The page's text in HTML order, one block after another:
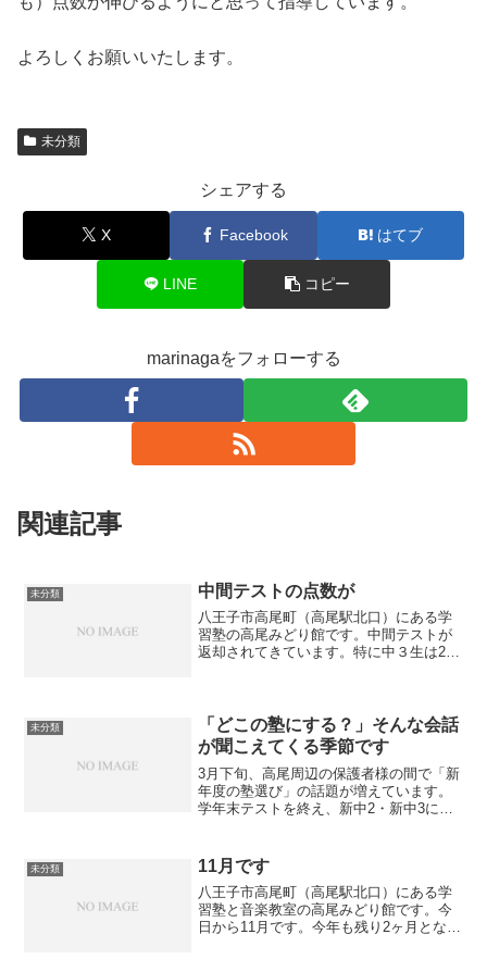
よろしくお願いいたします。
未分類
シェアする
X Facebook はてブ
LINE コピー
marinagaをフォローする
関連記事
未分類 中間テストの点数が
八王子市高尾町（高尾駅北口）にある学
習塾の高尾みどり館です。中間テストが
返却されてきています。特に中３生は2学
方であまり上がらなか...
未分類
「どこの塾にする？」そんな会話
が聞こえてくる季節です
3月下旬、高尾周辺の保護者様の間で「新
年度の塾選び」の話題が増えています。
学年末テストを終え、新中2・新中3に向
安心システム。40年の実績ある指導を、
まずは体験授業でお確かめください。
未分類 11月です
八王子市高尾町（高尾駅北口）にある学
習塾と音楽教室の高尾みどり館です。今
日から11月です。今年も残り2ヶ月となり